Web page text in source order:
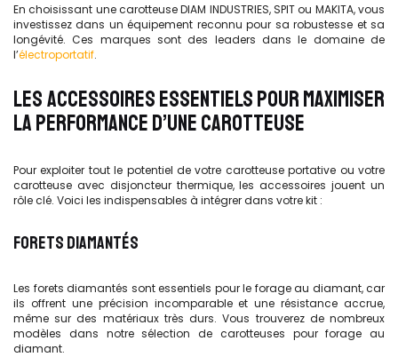
En choisissant une carotteuse DIAM INDUSTRIES, SPIT ou MAKITA, vous
investissez dans un équipement reconnu pour sa robustesse et sa
longévité. Ces marques sont des leaders dans le domaine de
l’électroportatif.
LES ACCESSOIRES ESSENTIELS POUR MAXIMISER
LA PERFORMANCE D’UNE CAROTTEUSE
Pour exploiter tout le potentiel de votre carotteuse portative ou votre
carotteuse avec disjoncteur thermique, les accessoires jouent un
rôle clé. Voici les indispensables à intégrer dans votre kit :
FORETS DIAMANTÉS
Les forets diamantés sont essentiels pour le forage au diamant, car
ils offrent une précision incomparable et une résistance accrue,
même sur des matériaux très durs. Vous trouverez de nombreux
modèles dans notre sélection de carotteuses pour forage au
diamant.